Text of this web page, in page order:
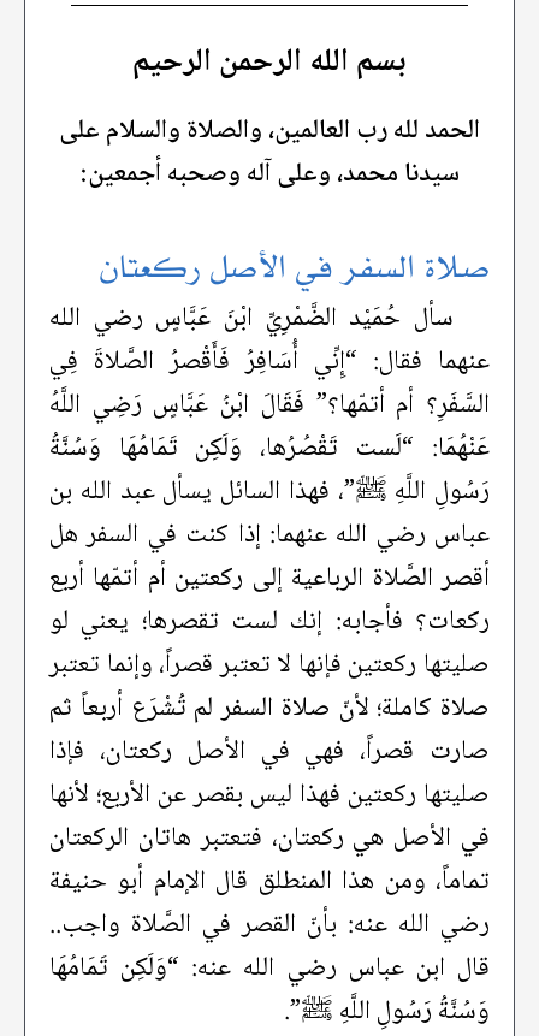
بسم الله الرحمن الرحيم
الحمد لله رب العالمين، والصلاة والسلام على
سيدنا محمد، وعلى آله وصحبه أجمعين:
صلاة السفر في الأصل ركعتان
سأل حُمَيْد الضَّمْرِيِّ ابْنَ عَبَّاسٍ رضي الله
عنهما فقال: “إِنِّي أُسَافِرُ فَأَقْصرُ الصَّلاةَ فِي
السَّفَرِ؟ أم أتمّها؟” فَقَالَ ابْنُ عَبَّاسٍ رَضِي اللَّهُ
عَنْهُمَا: “لَست تَقْصُرُها، وَلَكِن تَمَامُهَا وَسُنَّةُ
رَسُولِ اللَّهِ ﷺ”، فهذا السائل يسأل عبد الله بن
عباس رضي الله عنهما: إذا كنت في السفر هل
أقصر الصَّلاة الرباعية إلى ركعتين أم أتمّها أربع
ركعات؟ فأجابه: إنك لست تقصرها؛ يعني لو
صليتها ركعتين فإنها لا تعتبر قصراً، وإنما تعتبر
صلاة كاملة؛ لأنّ صلاة السفر لم تُشْرَع أربعاً ثم
صارت قصراً، فهي في الأصل ركعتان، فإذا
صليتها ركعتين فهذا ليس بقصر عن الأربع؛ لأنها
في الأصل هي ركعتان، فتعتبر هاتان الركعتان
تماماً، ومن هذا المنطلق قال الإمام أبو حنيفة
رضي الله عنه: بأنّ القصر في الصَّلاة واجب..
قال ابن عباس رضي الله عنه: “وَلَكِن تَمَامُهَا
وَسُنَّةُ رَسُولِ اللَّهِ ﷺ”.